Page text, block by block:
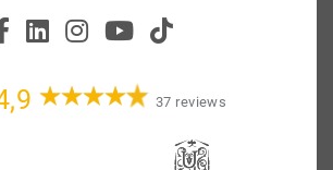
37 reviews